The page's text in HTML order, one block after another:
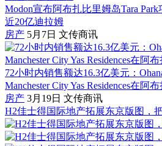
Modon宣布阿布扎比里姆岛Tara
近20亿迪拉姆
房产 5月7日 文传商讯
72小时内销售额达16.3亿美元：
Manchester City Yas Residences在阿
房产 3月19日 文传商讯
H2佳士得国际地产拓展东京版图，